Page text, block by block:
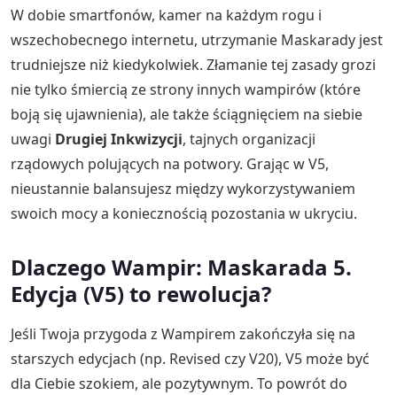
W dobie smartfonów, kamer na każdym rogu i
wszechobecnego internetu, utrzymanie Maskarady jest
trudniejsze niż kiedykolwiek. Złamanie tej zasady grozi
nie tylko śmiercią ze strony innych wampirów (które
boją się ujawnienia), ale także ściągnięciem na siebie
uwagi Drugiej Inkwizycji, tajnych organizacji
rządowych polujących na potwory. Grając w V5,
nieustannie balansujesz między wykorzystywaniem
swoich mocy a koniecznością pozostania w ukryciu.
Dlaczego Wampir: Maskarada 5.
Edycja (V5) to rewolucja?
Jeśli Twoja przygoda z Wampirem zakończyła się na
starszych edycjach (np. Revised czy V20), V5 może być
dla Ciebie szokiem, ale pozytywnym. To powrót do